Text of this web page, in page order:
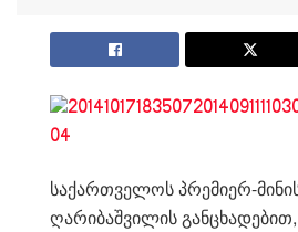
საქართველოს პრემიერ-
ღარიბაშვილის